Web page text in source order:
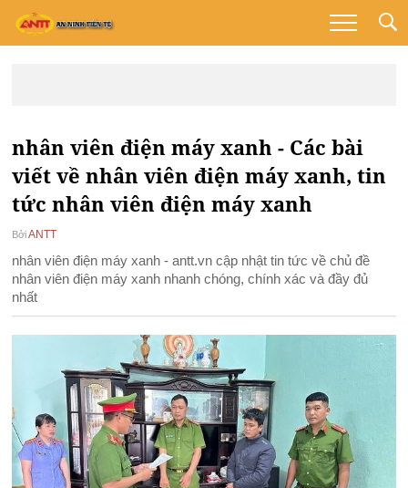
nhân viên điện máy xanh - Các bài
viết về nhân viên điện máy xanh, tin
tức nhân viên điện máy xanh
Bởi ANTT
nhân viên điện máy xanh - antt.vn cập nhật tin tức về chủ đề
nhân viên điện máy xanh nhanh chóng, chính xác và đầy đủ
nhất